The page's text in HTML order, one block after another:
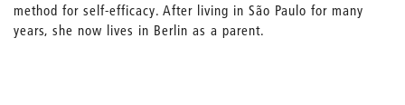
method for self-efficacy. After living in São Paulo for many
years, she now lives in Berlin as a parent.